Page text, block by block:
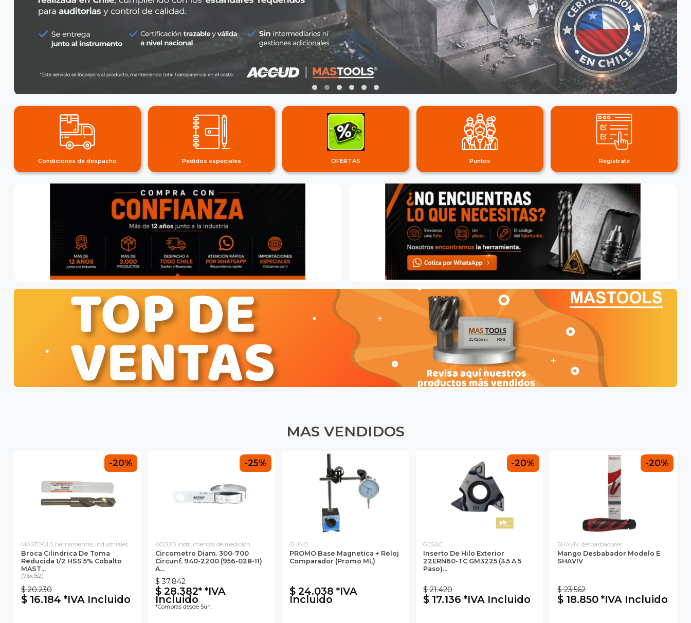
Condiciones de despacho Pedidos especiales OFERTAS Puntos Registrate
MAS VENDIDOS
-20%
MASTOOLS herramientas industriales
Broca Cilindrica De Toma
Reducida 1/2 HSS 5% Cobalto
MAST...
(76x152)
$ 20.230
$ 16.184 *IVA Incluido
-25%
ACCUD instrumentos de medición
Circometro Diam. 300-700
Circunf. 940-2200 (956-028-11)
A...
$ 37.842
$ 28.382* *IVA
Incluido
*Compras desde 5un.
CHINO
PROMO Base Magnetica + Reloj
Comparador (promo ML)
$ 24.038 *IVA
Incluido
-20%
GESAC
Inserto De Hilo Exterior
22ERN60-TC GM3225 (3.5 A 5
Paso)...
$ 21.420
$ 17.136 *IVA Incluido
-20%
SHAVIV desbarbadores
Mango Desbabador Modelo E
SHAVIV
$ 23.562
$ 18.850 *IVA Incluido